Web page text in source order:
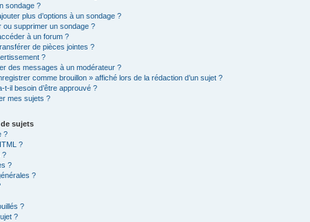
sondage ?
plus d’options à un sondage ?
ou supprimer un sondage ?
à un forum ?
de pièces jointes ?
?
des messages à un modérateur ?
comme brouillon » affiché lors de la rédaction d’un sujet ?
t-il besoin d’être approuvé ?
mes sujets ?
sujets
?
?
?
?
?
?
?